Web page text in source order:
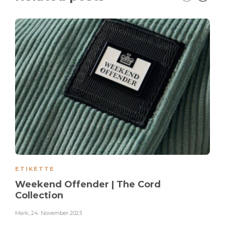
ETIKETTE
Weekend Offender | The Cord
Collection
Mark 24. November 2023